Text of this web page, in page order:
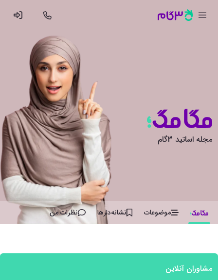
مجله اساتید 3گام
موضوعات نشانه‌دار‌ها نظرات من
مشاوران آنلاین